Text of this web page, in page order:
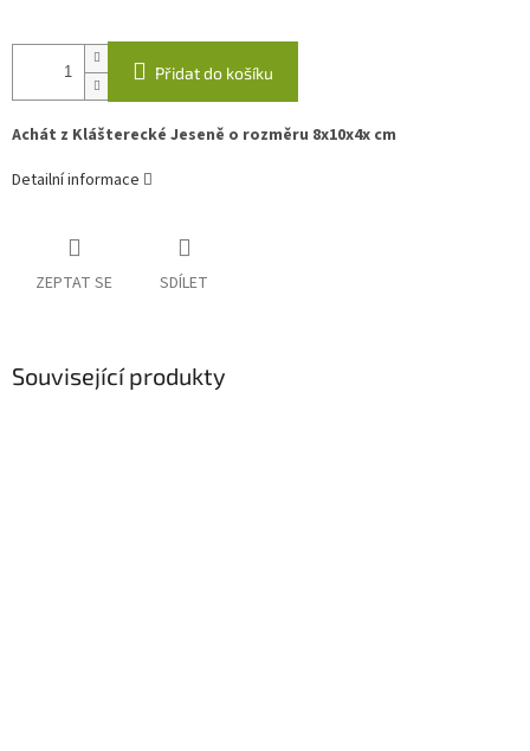
Přidat do košíku
Achát z Klášterecké Jeseně o rozměru 8x10x4x cm
Detailní informace
ZEPTAT SE SDÍLET
Související produkty